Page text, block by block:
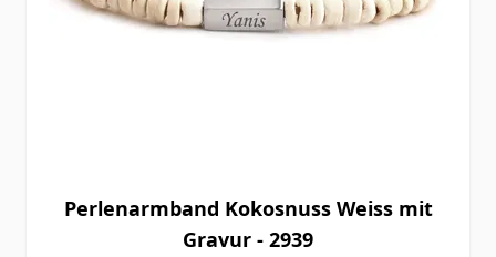
Perlenarmband Kokosnuss Weiss mit
Gravur - 2939